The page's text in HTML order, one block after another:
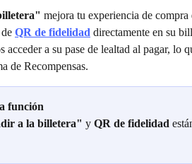
mejora tu experiencia de
QR de fidelidad directamente en su
acceder a su pase de lealtad al pagar, lo
de Recompensas.
función
a la billetera" y QR de fidelidad